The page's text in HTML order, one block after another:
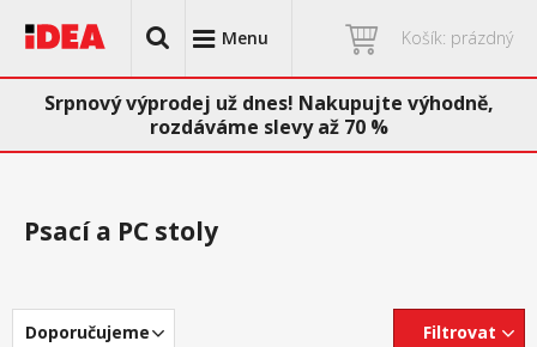
Menu Košík: prázdný
Srpnový výprodej už dnes! Nakupujte výhodně,
rozdáváme slevy až 70 %
Psací a PC stoly
Doporučujeme Filtrovat